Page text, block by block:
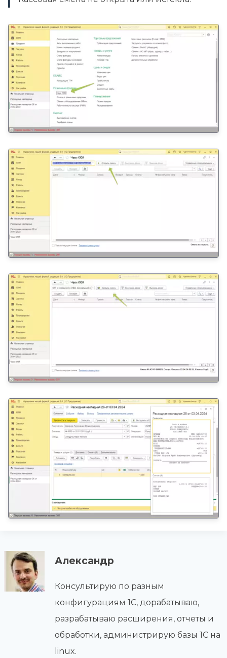
Александр
Консультирую по разным
конфигурациям 1С, дорабатываю,
разрабатываю расширения, отчеты и
обработки, администрирую базы 1С на
linux.